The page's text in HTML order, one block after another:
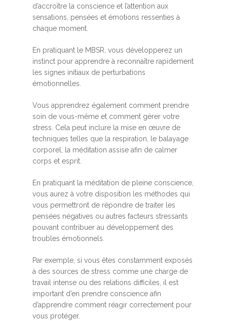
d’accroître la conscience et l’attention aux
sensations, pensées et émotions ressenties à
chaque moment.
En pratiquant le MBSR, vous développerez un
instinct pour apprendre à reconnaître rapidement
les signes initiaux de perturbations
émotionnelles.
Vous apprendrez également comment prendre
soin de vous-même et comment gérer votre
stress. Cela peut inclure la mise en œuvre de
techniques telles que la respiration, le balayage
corporel, la méditation assise afin de calmer
corps et esprit.
En pratiquant la méditation de pleine conscience,
vous aurez à votre disposition les méthodes qui
vous permettront de répondre de traiter les
pensées négatives ou autres facteurs stressants
pouvant contribuer au développement des
troubles émotionnels.
Par exemple, si vous êtes constamment exposés
à des sources de stress comme une charge de
travail intense ou des relations difficiles, il est
important d’en prendre conscience afin
d’apprendre comment réagir correctement pour
vous protéger.